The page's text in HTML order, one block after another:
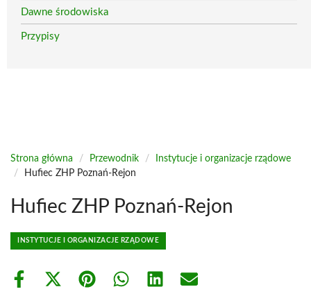
Dawne środowiska
Przypisy
Strona główna / Przewodnik /
Instytucje i organizacje rządowe
/
Hufiec ZHP Poznań-Rejon
Hufiec ZHP Poznań-Rejon
INSTYTUCJE I ORGANIZACJE RZĄDOWE
Share
Share Share Share Share Share